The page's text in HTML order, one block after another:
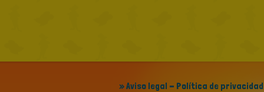
» Aviso legal - Política de privacidad